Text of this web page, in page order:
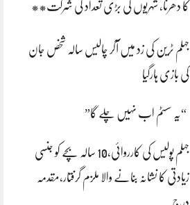
کا دھرنا، شہریوں کی بڑی تعداد کی شرکت**
جہلم ٹرین کی زد میں آکر چالیس سالہ شخص جان
کی بازی ہارگیا
“یہ سسٹم اب نہیں چلے گا”
جہلم پولیس کی کارروائی،10 سالہ بچے کو جنسی
زیادتی کا نشانہ بنانے والا ملزم گرفتار،مقدمہ
درج